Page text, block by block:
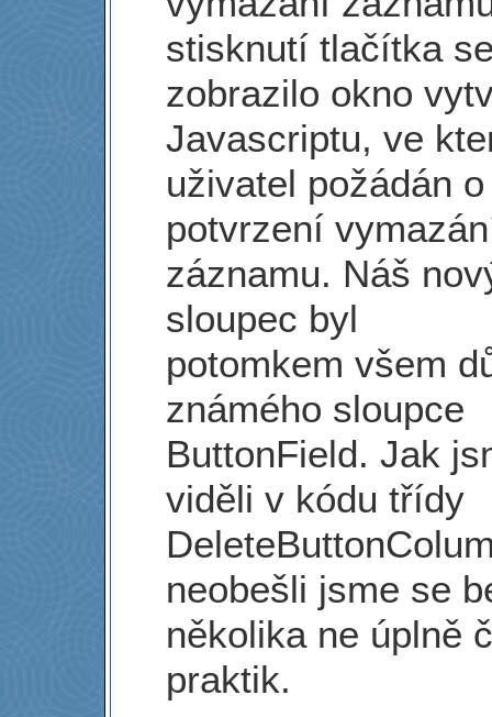
stisknutí tlačítka
zobrazilo okno
Javascriptu, ve
uživatel požádán o
potvrzení
záznamu. Náš
sloupec byl
potomkem všem
známého sloupce
ButtonField. Jak
viděli v kódu třídy
neobešli jsme se
několika ne úplně
praktik.